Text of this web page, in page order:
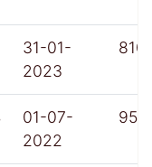
31-01-
2023
810
01-07-
2022
951